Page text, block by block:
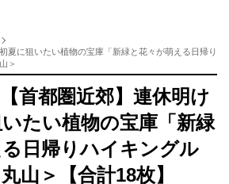
夏に狙いたい植物の宝庫「新緑と花々が萌える日帰り
＞
首都圏近郊】連休明け
たい植物の宝庫「新緑
日帰りハイキングル
山＞【合計18枚】